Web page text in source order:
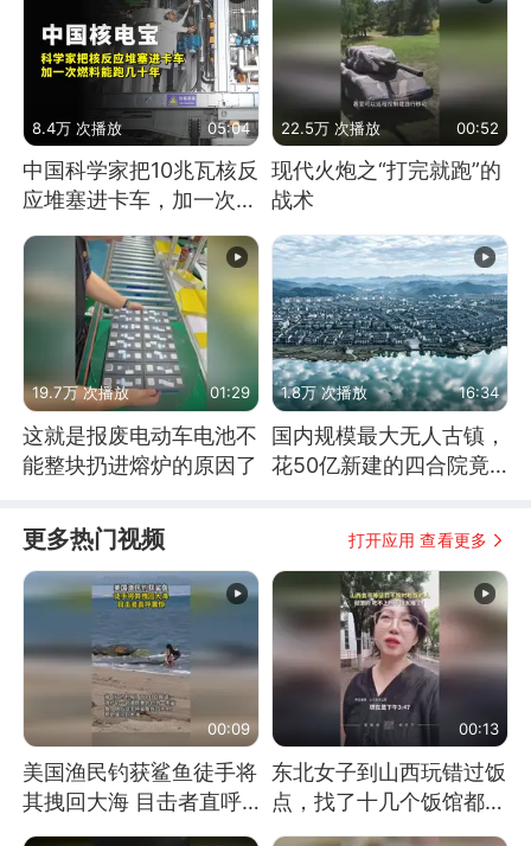
8.4万 次播放 05:04
中国科学家把10兆瓦核反
应堆塞进卡车，加一次燃
22.5万 次播放 00:52
现代火炮之“打完就跑”的
战术
19.7万 次播放 01:29
这就是报废电动车电池不
能整块扔进熔炉的原因了
1.8万 次播放 16:34
国内规模最大无人古镇，
花50亿新建的四合院竟
更多热门视频 打开应用 查看更多
00:09
美国渔民钓获鲨鱼徒手将
其拽回大海 目击者直呼
震惊 （视频来源：参考
00:13
东北女子到山西玩错过饭
点，找了十几个饭馆都没
开门：午休到几点